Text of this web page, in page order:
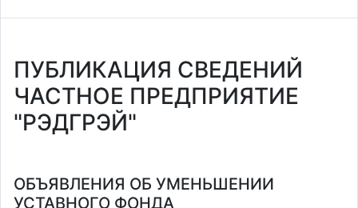
ПУБЛИКАЦИЯ СВЕДЕНИЙ
ЧАСТНОЕ ПРЕДПРИЯТИЕ
"РЭДГРЭЙ"
ОБЪЯВЛЕНИЯ ОБ УМЕНЬШЕНИИ
УСТАВНОГО ФОНДА